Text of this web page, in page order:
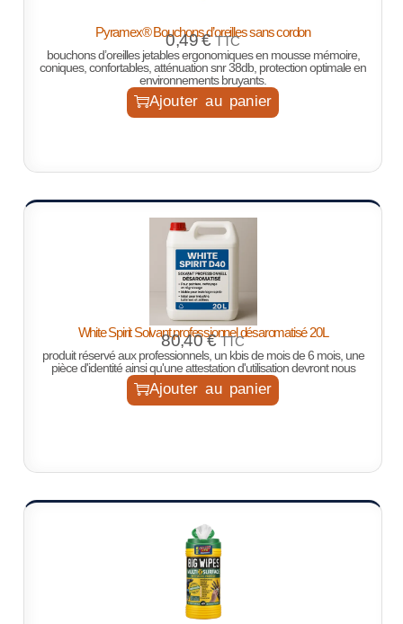
Pyramex® Bouchons d’oreilles sans cordon
0,49€ TTC
bouchons d’oreilles jetables ergonomiques en mousse mémoire,
coniques, confortables, atténuation snr 38db, protection optimale en
environnements bruyants.
Ajouter au panier
White Spirit Solvant professionnel désaromatisé 20L
80,40€ TTC
produit réservé aux professionnels, un kbis de mois de 6 mois, une
pièce d'identité ainsi qu'une attestation d'utilisation devront nous
Ajouter au panier